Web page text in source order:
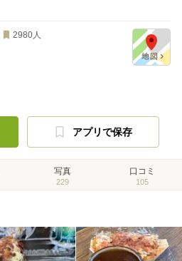
2980人
アプリで保存
写真
229
口コミ
105